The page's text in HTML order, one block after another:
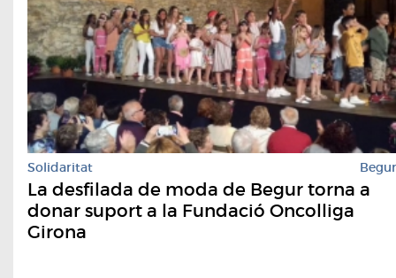
Solidaritat Begur
La desfilada de moda de Begur torna a
donar suport a la Fundació Oncolliga
Girona